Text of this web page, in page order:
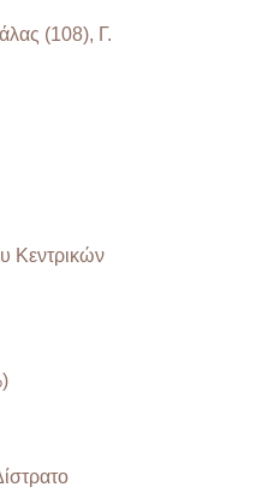
(108), Γ.
Κεντρικών